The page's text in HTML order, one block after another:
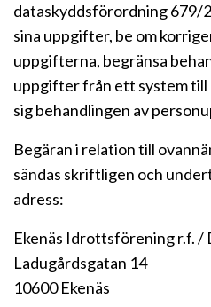
dataskyddsförordning 679/
sina uppgifter, be om
uppgifterna, begränsa
uppgifter från ett system
sig behandlingen av
Begäran i relation till
sändas skriftligen och
adress:
Ekenäs Idrottsförening r.f. /
Ladugårdsgatan 14
10600 Ekenäs